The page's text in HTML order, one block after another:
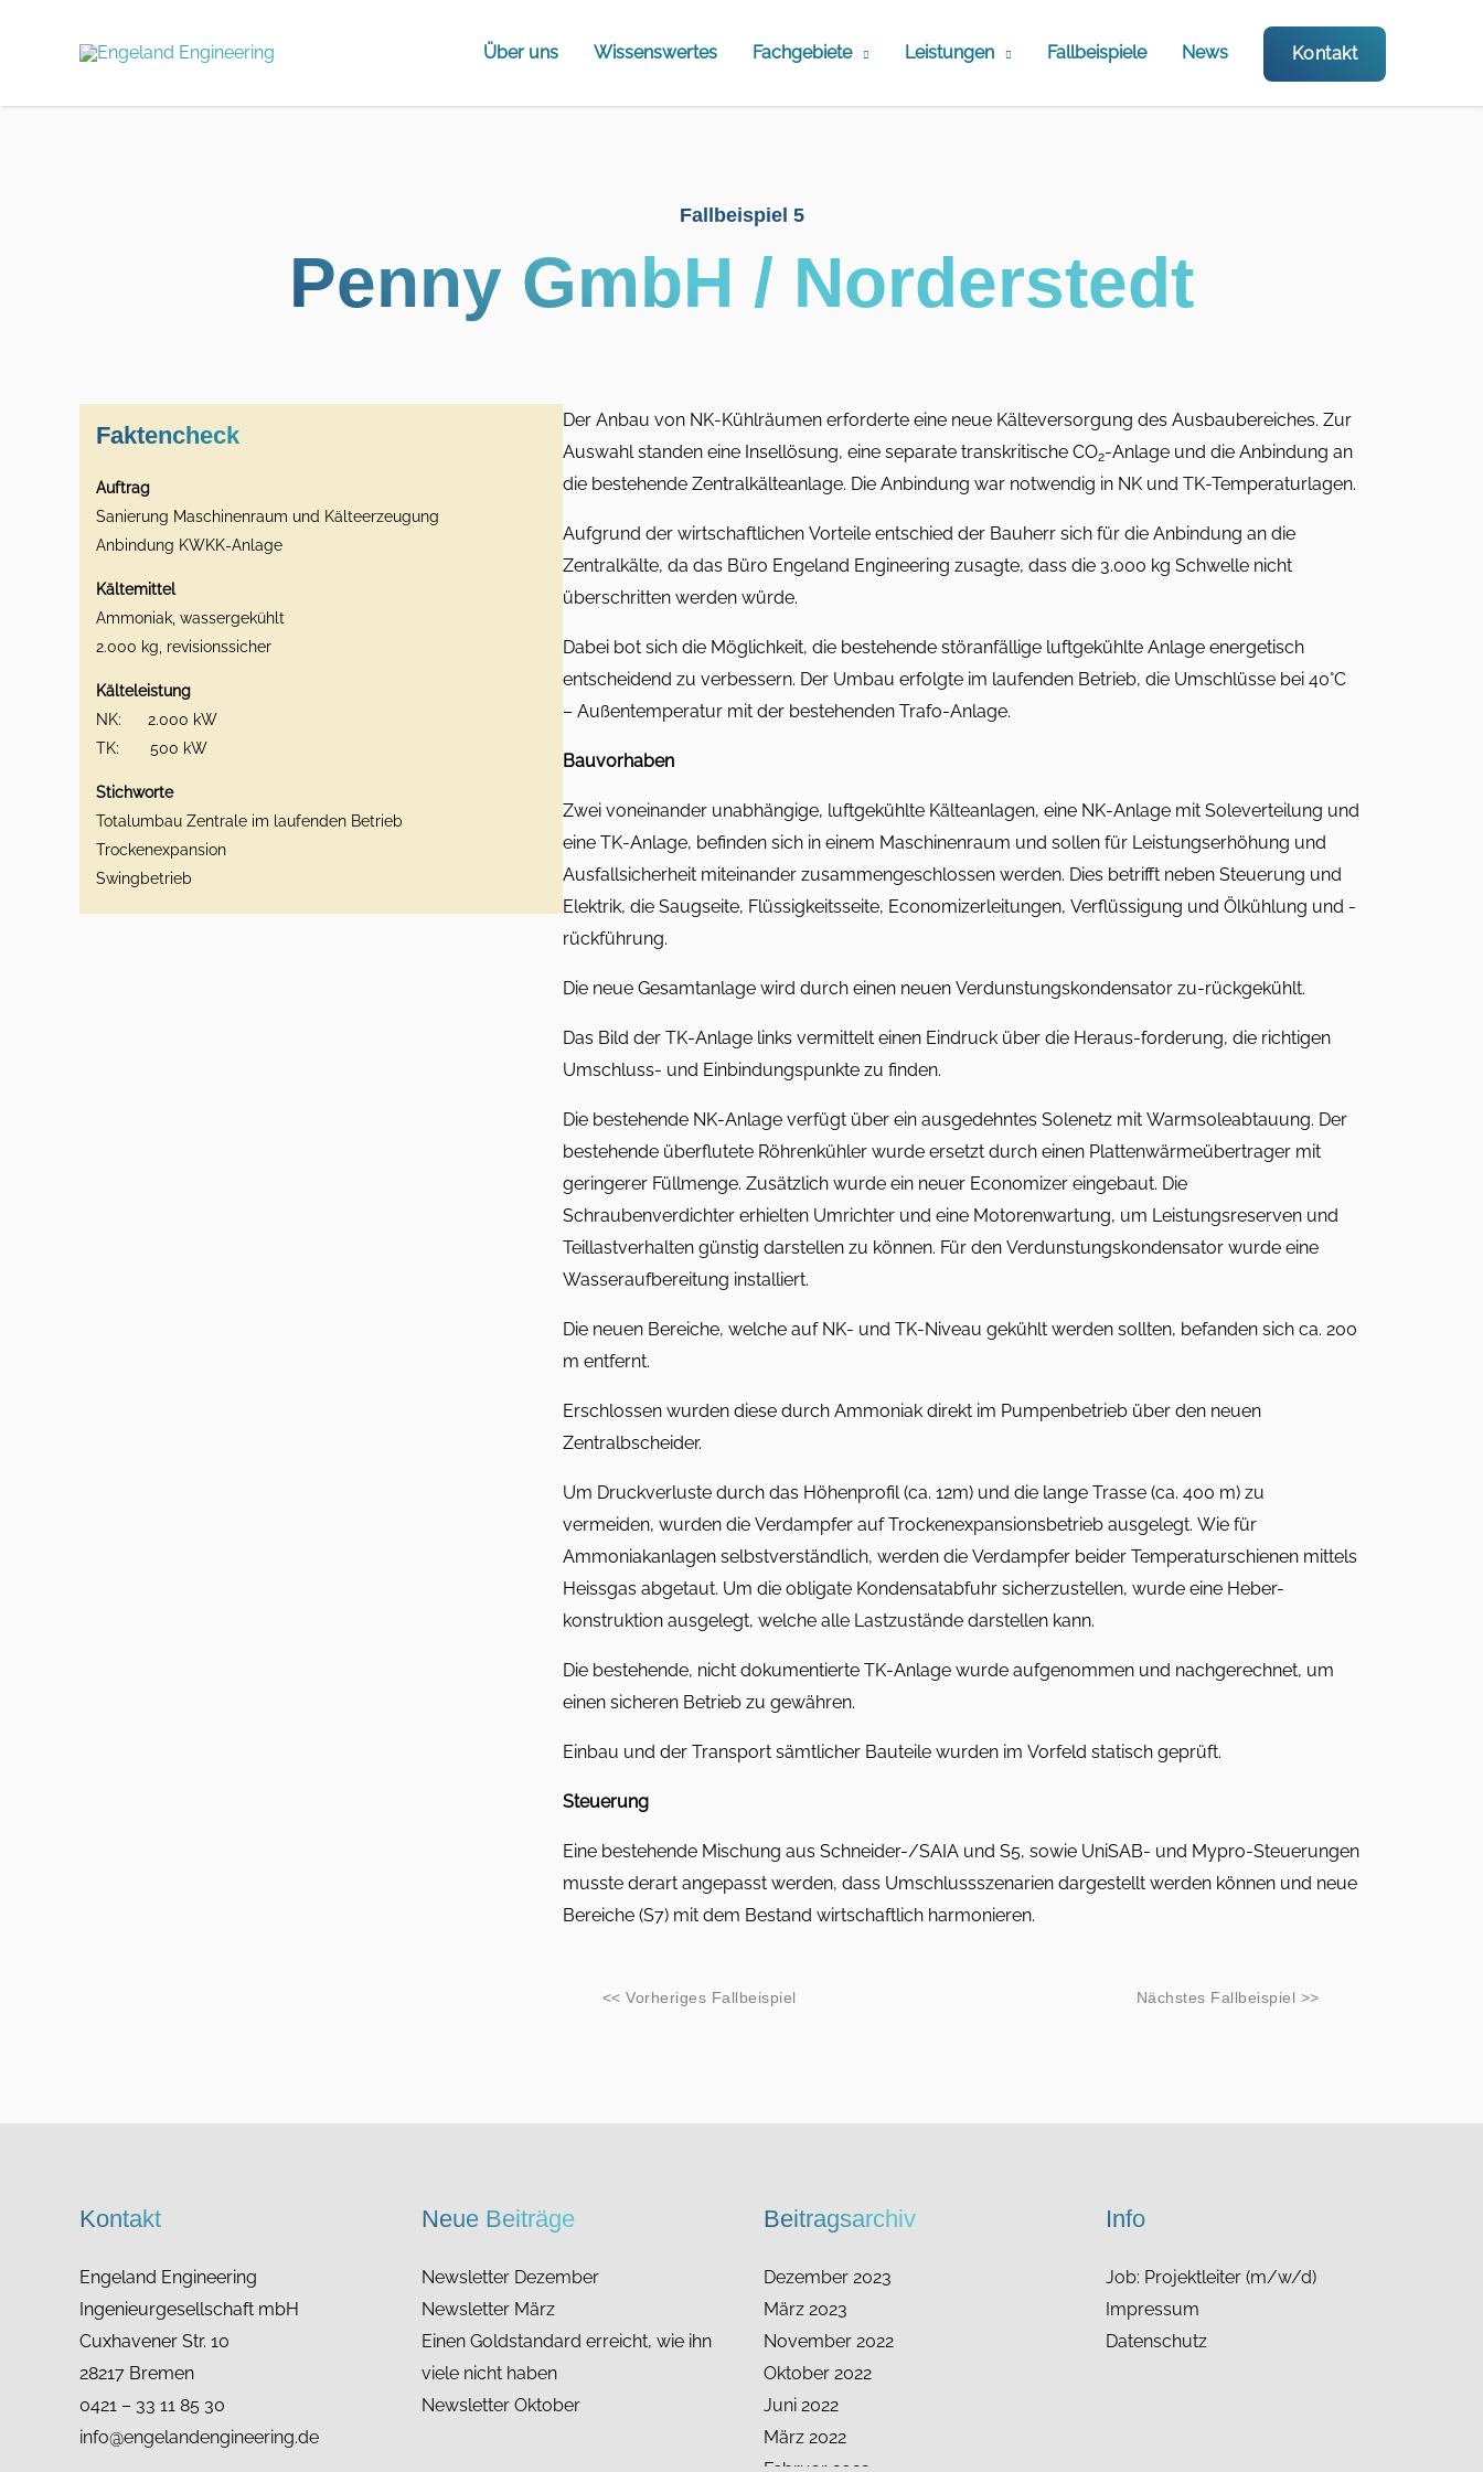
Über uns Wissenswertes Fachgebiete Leistungen Fallbeispiele News Kontakt
Fallbeispiel 5
Penny GmbH / Norderstedt
Faktencheck
Auftrag
Sanierung Maschinenraum und Kälteerzeugung
Anbindung KWKK-Anlage
Kältemittel
Ammoniak, wassergekühlt
2.000 kg, revisionssicher
Kälteleistung
NK: 2.000 kW
TK: 500 kW
Stichworte
Totalumbau Zentrale im laufenden Betrieb
Trockenexpansion
Swingbetrieb
Der Anbau von NK-Kühlräumen erforderte eine neue Kälteversorgung des Ausbaubereiches. Zur
Auswahl standen eine Insellösung, eine separate transkritische CO2-Anlage und die Anbindung an
die bestehende Zentralkälteanlage. Die Anbindung war notwendig in NK und TK-Temperaturlagen.
Aufgrund der wirtschaftlichen Vorteile entschied der Bauherr sich für die Anbindung an die
Zentralkälte, da das Büro Engeland Engineering zusagte, dass die 3.000 kg Schwelle nicht
überschritten werden würde.
Dabei bot sich die Möglichkeit, die bestehende störanfällige luftgekühlte Anlage energetisch
entscheidend zu verbessern. Der Umbau erfolgte im laufenden Betrieb, die Umschlüsse bei 40°C
– Außentemperatur mit der bestehenden Trafo-Anlage.
Bauvorhaben
Zwei voneinander unabhängige, luftgekühlte Kälteanlagen, eine NK-Anlage mit Soleverteilung und
eine TK-Anlage, befinden sich in einem Maschinenraum und sollen für Leistungserhöhung und
Ausfallsicherheit miteinander zusammengeschlossen werden. Dies betrifft neben Steuerung und
Elektrik, die Saugseite, Flüssigkeitsseite, Economizerleitungen, Verflüssigung und Ölkühlung und -
rückführung.
Die neue Gesamtanlage wird durch einen neuen Verdunstungskondensator zu-rückgekühlt.
Das Bild der TK-Anlage links vermittelt einen Eindruck über die Heraus-forderung, die richtigen
Umschluss- und Einbindungspunkte zu finden.
Die bestehende NK-Anlage verfügt über ein ausgedehntes Solenetz mit Warmsoleabtauung. Der
bestehende überflutete Röhrenkühler wurde ersetzt durch einen Plattenwärmeübertrager mit
geringerer Füllmenge. Zusätzlich wurde ein neuer Economizer eingebaut. Die
Schraubenverdichter erhielten Umrichter und eine Motorenwartung, um Leistungsreserven und
Teillastverhalten günstig darstellen zu können. Für den Verdunstungskondensator wurde eine
Wasseraufbereitung installiert.
Die neuen Bereiche, welche auf NK- und TK-Niveau gekühlt werden sollten, befanden sich ca. 200
m entfernt.
Erschlossen wurden diese durch Ammoniak direkt im Pumpenbetrieb über den neuen
Zentralbscheider.
Um Druckverluste durch das Höhenprofil (ca. 12m) und die lange Trasse (ca. 400 m) zu
vermeiden, wurden die Verdampfer auf Trockenexpansionsbetrieb ausgelegt. Wie für
Ammoniakanlagen selbstverständlich, werden die Verdampfer beider Temperaturschienen mittels
Heissgas abgetaut. Um die obligate Kondensatabfuhr sicherzustellen, wurde eine Heber-
konstruktion ausgelegt, welche alle Lastzustände darstellen kann.
Die bestehende, nicht dokumentierte TK-Anlage wurde aufgenommen und nachgerechnet, um
einen sicheren Betrieb zu gewähren.
Einbau und der Transport sämtlicher Bauteile wurden im Vorfeld statisch geprüft.
Steuerung
Eine bestehende Mischung aus Schneider-/SAIA und S5, sowie UniSAB- und Mypro-Steuerungen
musste derart angepasst werden, dass Umschlussszenarien dargestellt werden können und neue
Bereiche (S7) mit dem Bestand wirtschaftlich harmonieren.
<< Vorheriges Fallbeispiel Nächstes Fallbeispiel >>
Kontakt
Engeland Engineering
Ingenieurgesellschaft mbH
Cuxhavener Str. 10
28217 Bremen
0421 – 33 11 85 30
info@engelandengineering.de
Neue Beiträge
Newsletter Dezember
Newsletter März
Einen Goldstandard erreicht, wie ihn
viele nicht haben
Newsletter Oktober
Beitragsarchiv
Dezember 2023
März 2023
November 2022
Oktober 2022
Juni 2022
März 2022
Info
Job: Projektleiter (m/w/d)
Impressum
Datenschutz